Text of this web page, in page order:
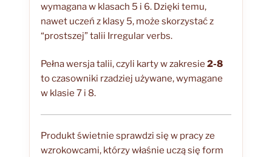
wymagana w klasach 5 i 6. Dzięki temu,
nawet uczeń z klasy 5, może skorzystać z
“prostszej” talii Irregular verbs.
Pełna wersja talii, czyli karty w zakresie 2-8
to czasowniki rzadziej używane, wymagane
w klasie 7 i 8.
Produkt świetnie sprawdzi się w pracy ze
wzrokowcami, którzy właśnie uczą się form